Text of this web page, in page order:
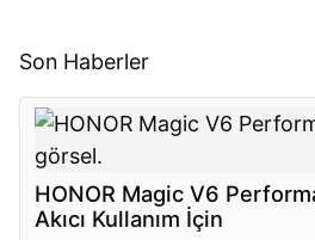
Son Haberler
HONOR Magic V6
Akıcı Kullanım İçin